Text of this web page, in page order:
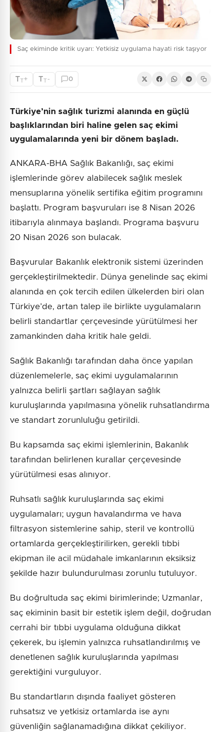
Saç ekiminde kritik uyarı: Yetkisiz uygulama hayati risk taşıyor
TT+ TT - 0
Türkiye’nin sağlık turizmi alanında en güçlü
başlıklarından biri haline gelen saç ekimi
uygulamalarında yeni bir dönem başladı.
ANKARA-BHA Sağlık Bakanlığı, saç ekimi
işlemlerinde görev alabilecek sağlık meslek
mensuplarına yönelik sertifika eğitim programını
başlattı. Program başvuruları ise 8 Nisan 2026
itibarıyla alınmaya başlandı. Programa başvuru
20 Nisan 2026 son bulacak.
Başvurular Bakanlık elektronik sistemi üzerinden
gerçekleştirilmektedir. Dünya genelinde saç ekimi
alanında en çok tercih edilen ülkelerden biri olan
Türkiye’de, artan talep ile birlikte uygulamaların
belirli standartlar çerçevesinde yürütülmesi her
zamankinden daha kritik hale geldi.
Sağlık Bakanlığı tarafından daha önce yapılan
düzenlemelerle, saç ekimi uygulamalarının
yalnızca belirli şartları sağlayan sağlık
kuruluşlarında yapılmasına yönelik ruhsatlandırma
ve standart zorunluluğu getirildi.
Bu kapsamda saç ekimi işlemlerinin, Bakanlık
tarafından belirlenen kurallar çerçevesinde
yürütülmesi esas alınıyor.
Ruhsatlı sağlık kuruluşlarında saç ekimi
uygulamaları; uygun havalandırma ve hava
filtrasyon sistemlerine sahip, steril ve kontrollü
ortamlarda gerçekleştirilirken, gerekli tıbbi
ekipman ile acil müdahale imkanlarının eksiksiz
şekilde hazır bulundurulması zorunlu tutuluyor.
Bu doğrultuda saç ekimi birimlerinde; Uzmanlar,
saç ekiminin basit bir estetik işlem değil, doğrudan
cerrahi bir tıbbi uygulama olduğuna dikkat
çekerek, bu işlemin yalnızca ruhsatlandırılmış ve
denetlenen sağlık kuruluşlarında yapılması
gerektiğini vurguluyor.
Bu standartların dışında faaliyet gösteren
ruhsatsız ve yetkisiz ortamlarda ise aynı
güvenliğin sağlanamadığına dikkat çekiliyor.